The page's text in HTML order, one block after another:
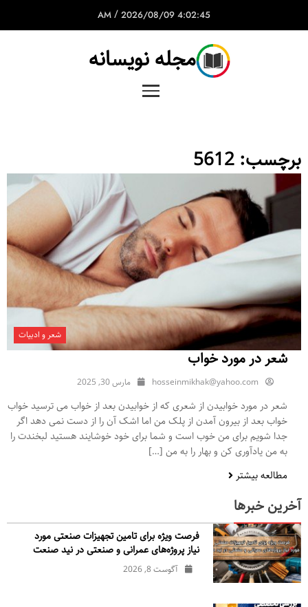
4:02:45 AM
/ 2026/08/09
مجله نویسانه
برچسب: 5612
شعر و ادبیات
شعر در مورد خواب
hosseinmikhak@yahoo.com مارس 30, 2025
شعر در مورد خوابیدن از شعری که از خوابیدن بعد از خواب می ترسید خواب
خواب بعد از بیرون آمدن از پلک من اما اشک آن را از دست نمی دهد اگر
جدا شویم برای من خوب است و شما برای خود خوشایند هستید لبخندت را
به من یادآوری کن و بهار را به من […]
مطالعه بیشتر
آخرین خبرها
فرصت ویژه برای تامین تجهیزات صنعتی مورد
نیاز پروژه‌های عمرانی و صنعتی در نید صنعت
آگوست 8, 2026